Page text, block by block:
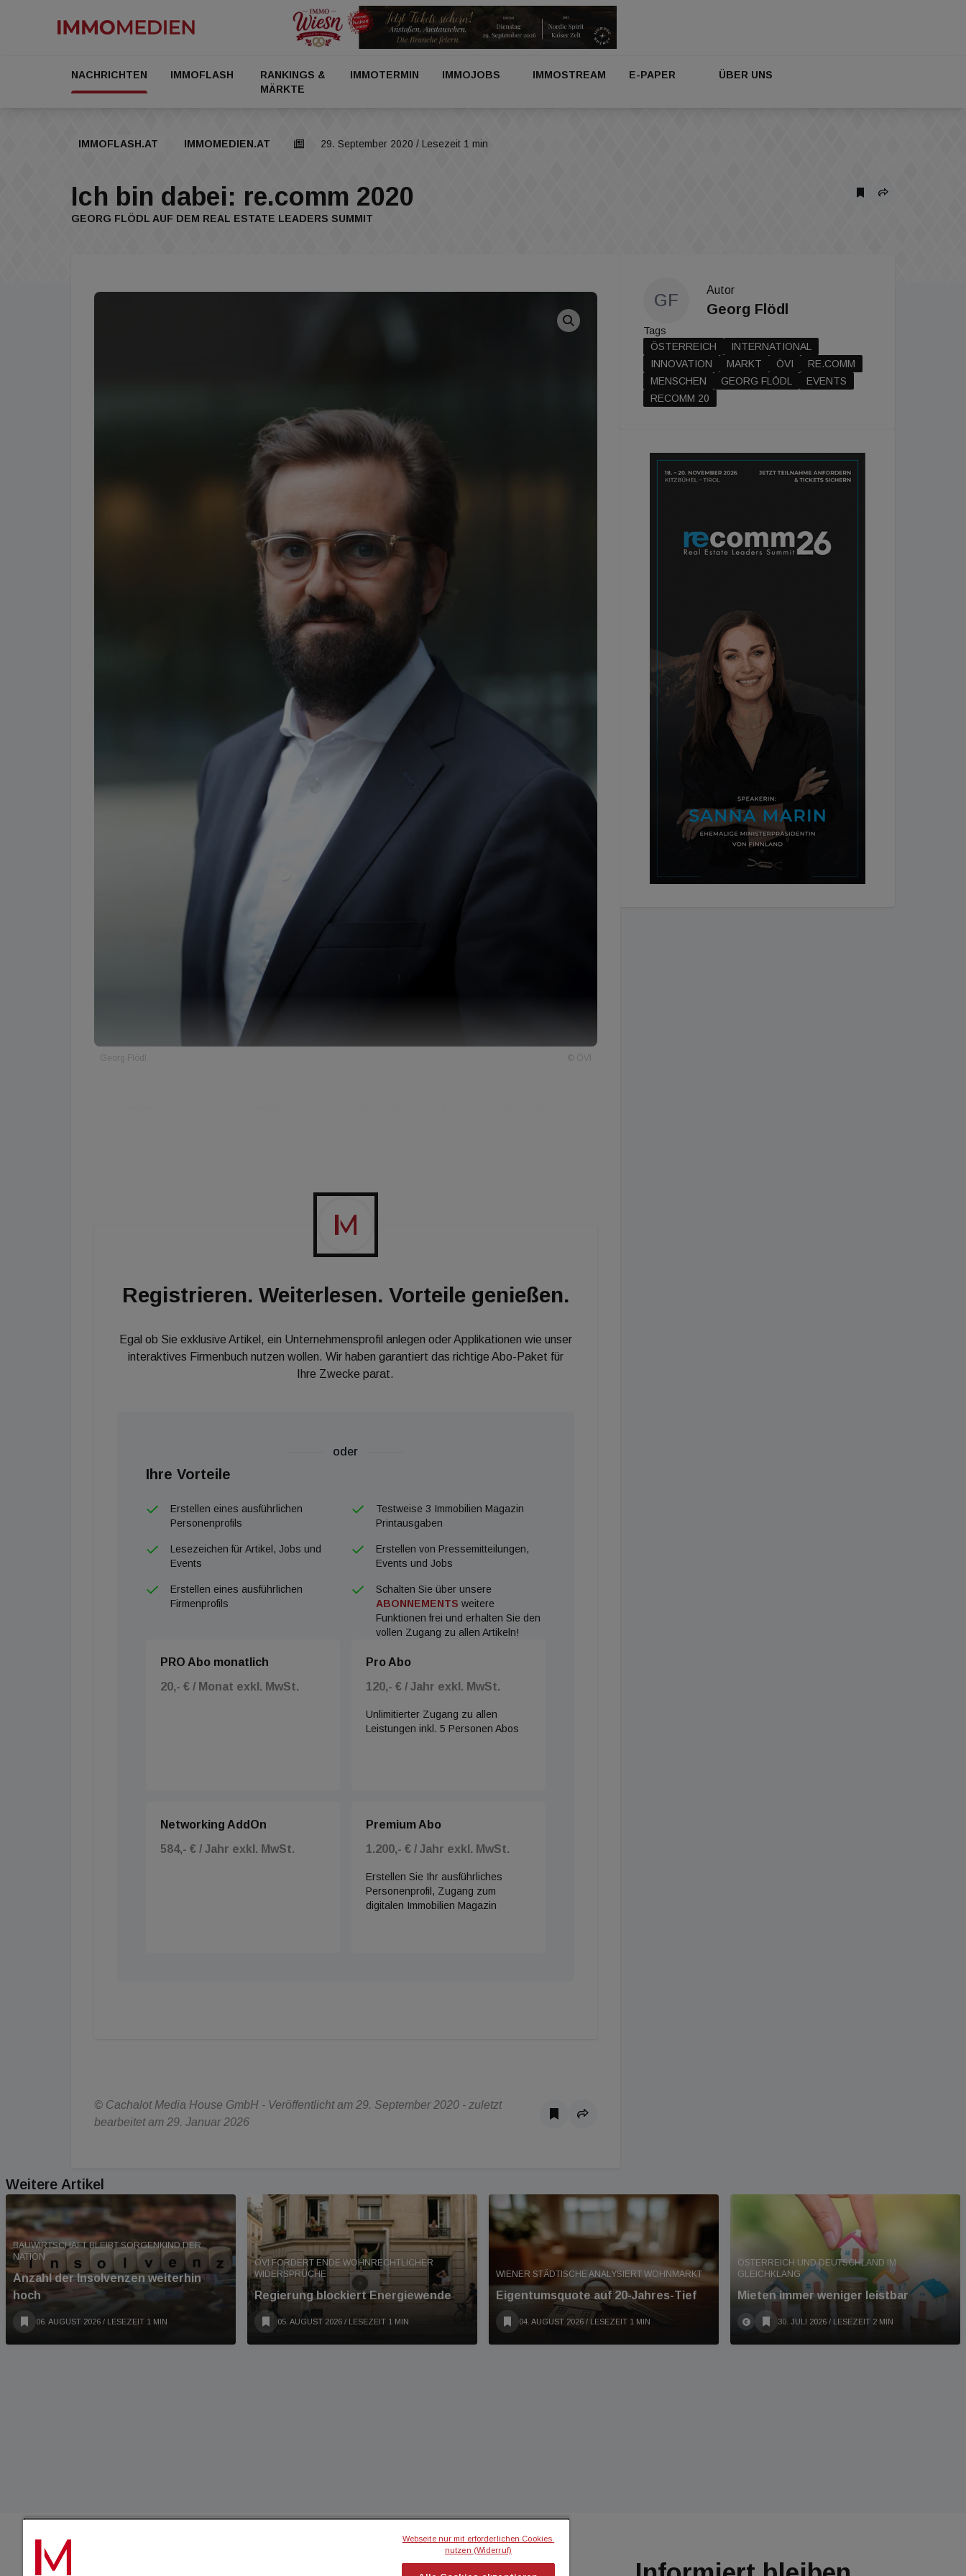
NACHRICHTEN IMMOFLASH
RANKINGS &
MÄRKTE
IMMOTERMIN IMMOJOBS IMMOSTREAM E-PAPER ÜBER UNS
IMMOFLASH.AT IMMOMEDIEN.AT 29. September 2020 / Lesezeit 1 min
Ich bin dabei: re.comm 2020
GEORG FLÖDL AUF DEM REAL ESTATE LEADERS SUMMIT
Georg Flödl © ÖVI
und geistige Flexibilität (über)lebensnotwendig.“
Registrieren. Weiterlesen. Vorteile genießen.
Egal ob Sie exklusive Artikel, ein Unternehmensprofil anlegen oder Applikationen wie unser
interaktives Firmenbuch nutzen wollen. Wir haben garantiert das richtige Abo-Paket für
Ihre Zwecke parat.
oder
Ihre Vorteile
Erstellen eines ausführlichen
Personenprofils
Testweise 3 Immobilien Magazin
Printausgaben
Lesezeichen für Artikel, Jobs und
Events
Erstellen von Pressemitteilungen,
Events und Jobs
Erstellen eines ausführlichen
Firmenprofils
Schalten Sie über unsere
ABONNEMENTS weitere
Funktionen frei und erhalten Sie den
vollen Zugang zu allen Artikeln!
PRO Abo monatlich
20,- € / Monat exkl. MwSt.
Pro Abo
120,- € / Jahr exkl. MwSt.
Unlimitierter Zugang zu allen
Leistungen inkl. 5 Personen Abos
Networking AddOn
584,- € / Jahr exkl. MwSt.
Premium Abo
1.200,- € / Jahr exkl. MwSt.
Erstellen Sie Ihr ausführliches
Personenprofil, Zugang zum
digitalen Immobilien Magazin
© Cachalot Media House GmbH - Veröffentlicht am 29. September 2020 - zuletzt
bearbeitet am 29. Januar 2026
GF
Autor
Georg Flödl
Tags
ÖSTERREICH
INTERNATIONAL
INNOVATION
MARKT ÖVI
RE.COMM
MENSCHEN
GEORG FLÖDL
EVENTS
RECOMM 20
Weitere Artikel
BAUWIRTSCHAFT BLEIBT SORGENKIND DER
NATION
Anzahl der Insolvenzen weiterhin
hoch
06. AUGUST 2026 / LESEZEIT 1 MIN
ÖVI FORDERT ENDE WOHNRECHTLICHER
WIDERSPRÜCHE
Regierung blockiert Energiewende
05. AUGUST 2026 / LESEZEIT 1 MIN
WIENER STÄDTISCHE ANALYSIERT WOHNMARKT
Eigentumsquote auf 20-Jahres-Tief
04. AUGUST 2026 / LESEZEIT 1 MIN
ÖSTERREICH UND DEUTSCHLAND IM
GLEICHKLANG
Mieten immer weniger leistbar
30. JULI 2026 / LESEZEIT 2 MIN
IMMOBILIEN MAGAZINICH MÖCHTE...
Webseite nur mit erforderlichen Cookies
nutzen (Widerruf)